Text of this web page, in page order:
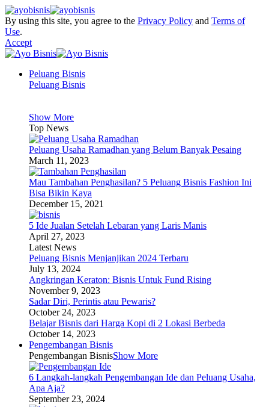
By using this site, you agree to the Privacy Policy and Terms of
Use.
Accept
Peluang Bisnis
Peluang Bisnis
Show More
Top News
Peluang Usaha Ramadhan yang Belum Banyak Pesaing
March 11, 2023
Mau Tambahan Penghasilan? 5 Peluang Bisnis Fashion Ini
Bisa Bikin Kaya
December 15, 2021
5 Ide Jualan Setelah Lebaran yang Laris Manis
April 27, 2023
Latest News
Peluang Bisnis Menjanjikan 2024 Terbaru
July 13, 2024
Angkringan Keraton: Bisnis Untuk Fund Rising
November 9, 2023
Sadar Diri, Perintis atau Pewaris?
October 24, 2023
Belajar Bisnis dari Harga Kopi di 2 Lokasi Berbeda
October 14, 2023
Pengembangan Bisnis
Pengembangan BisnisShow More
6 Langkah-langkah Pengembangan Ide dan Peluang Usaha,
Apa Aja?
September 23, 2024